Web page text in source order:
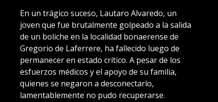
En un trágico suceso, Lautaro Alvaredo, un
joven que fue brutalmente golpeado a la salida
de un boliche en la localidad bonaerense de
Gregorio de Laferrere, ha fallecido luego de
permanecer en estado crítico. A pesar de los
esfuerzos médicos y el apoyo de su familia,
quienes se negaron a desconectarlo,
lamentablemente no pudo recuperarse.